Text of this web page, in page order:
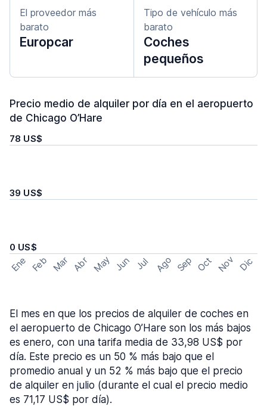
El proveedor más
barato
Europcar
Tipo de vehículo más
barato
Coches
pequeños
Precio medio de alquiler por día en el aeropuerto
de Chicago O’Hare
78 US$
39 US$
0 US$
Ene Feb Mar Abr May Jun Jul Ago Sep Oct Nov Dic
El mes en que los precios de alquiler de coches en
el aeropuerto de Chicago O’Hare son los más bajos
es enero, con una tarifa media de 33,98 US$ por
día. Este precio es un 50 % más bajo que el
promedio anual y un 52 % más bajo que el precio
de alquiler en julio (durante el cual el precio medio
es 71,17 US$ por día).